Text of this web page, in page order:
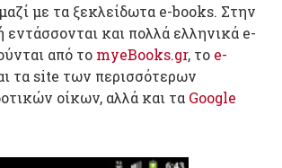
με τα ξεκλείδωτα e-books. Στην
εντάσσονται και πολλά ελληνικά e-
από το myeBooks.gr, το e-
τα site των περισσότερων
οίκων, αλλά και τα Google